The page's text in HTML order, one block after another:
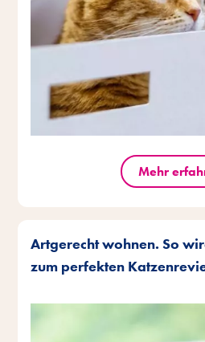
Mehr
Artgerecht wohnen. So
zum perfekten